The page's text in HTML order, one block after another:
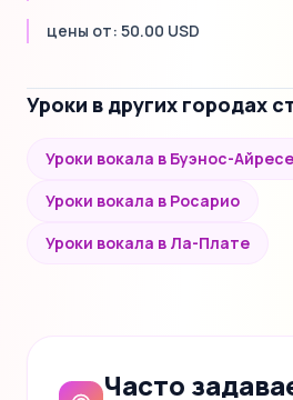
цены от: 50.00 USD
Уроки в других городах
Уроки вокала в Буэнос-Айресе
Уроки вокала в Росарио
Уроки вокала в Ла-Плате
Часто